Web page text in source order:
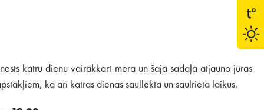
katru dienu vairākkārt mēra un šajā sadaļā atjauno jūras
kā arī katras dienas saullēkta un saulrieta laikus.